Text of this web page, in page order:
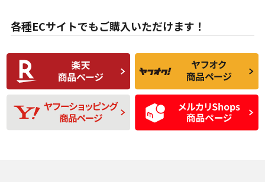
な中古品
んどない中古品
C
比較的きれいな中古
品
C
られるが、使用に問
題のない中古品
D
使用感や目立つ傷が
あり、一般的な中古
品
D
残り溝も少なく、偏
磨耗がみられ、短期
間使用できるくらい
の中古品
各種ECサイトでもご購入いただけます！